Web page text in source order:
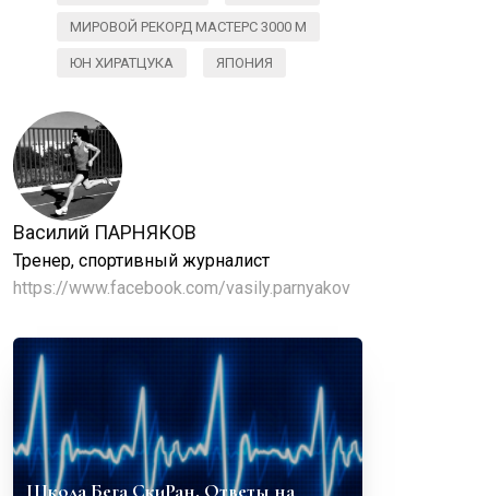
МИРОВОЙ РЕКОРД МАСТЕРС 3000 М
ЮН ХИРАТЦУКА ЯПОНИЯ
Василий ПАРНЯКОВ
Тренер, спортивный журналист
https://www.facebook.com/vasily.parnyakov
Школа Бега СкиРан. Ответы на